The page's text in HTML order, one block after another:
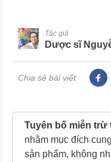
Tác giả
Dược sĩ
Chia sẻ bài viết
Tuyên bố miễn trừ
nhằm mục đích
sản phẩm, không